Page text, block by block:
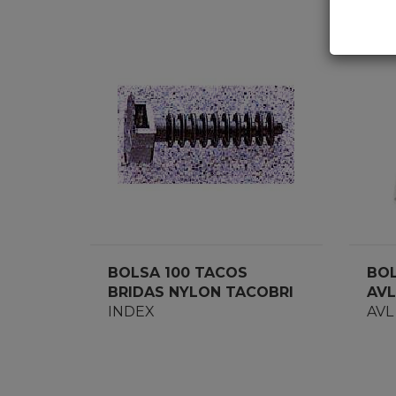
BOLSA 100 TACOS
BRIDAS NYLON TACOBRI
NEGRO
INDEX
AVL
AVL